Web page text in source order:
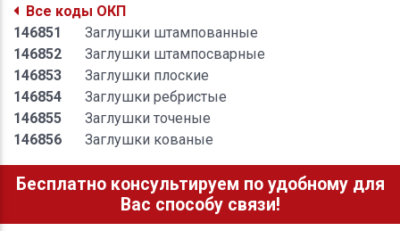
Все коды ОКП
146851
Заглушки штампованные
146852
Заглушки штампосварные
146853
Заглушки плоские
146854
Заглушки ребристые
146855
Заглушки точеные
146856
Заглушки кованые
Бесплатно консультируем по удобному для
Вас способу связи!